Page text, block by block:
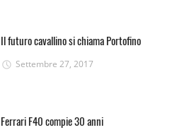
Il futuro cavallino si chiama Portofino
Settembre 27, 2017
Ferrari F40 compie 30 anni